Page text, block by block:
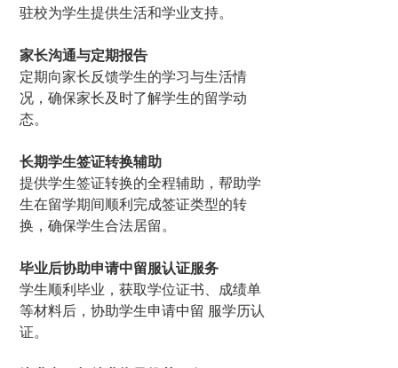
驻校为学生提供生活和学业支持。
家长沟通与定期报告
定期向家长反馈学生的学习与生活情
况，确保家长及时了解学生的留学动
态。
长期学生签证转换辅助
提供学生签证转换的全程辅助，帮助学
生在留学期间顺利完成签证类型的转
换，确保学生合法居留。
毕业后协助申请中留服认证服务
学生顺利毕业，获取学位证书、成绩单
等材料后，协助学生申请中留 服学历认
证。